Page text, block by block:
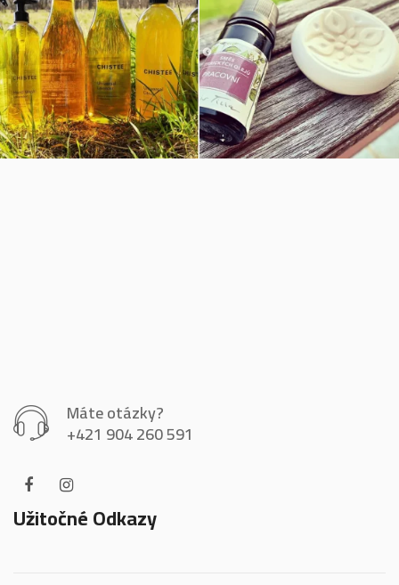
Máte otázky?
+421 904 260 591
Užitočné Odkazy